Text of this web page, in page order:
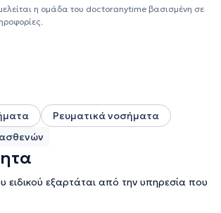
Σχολής του Εθνικού και Καποδιστριακού
και Ακαδημαϊκός Υπότροφος του ίδιου
μεταπτυχιακών σπουδών
υγεία" του Εθνικού και
Αθηνών. Τέλος, ο ιατρός αριθμεί
συνέδρια και ημερίδες ως ομιλητής και
πρωτόκολλα και κλινικές μελέτες.
η ομάδα του doctoranytime βασισμένη σε
Ρευματικά νοσήματα
ειδικού εξαρτάται από την υπηρεσία που